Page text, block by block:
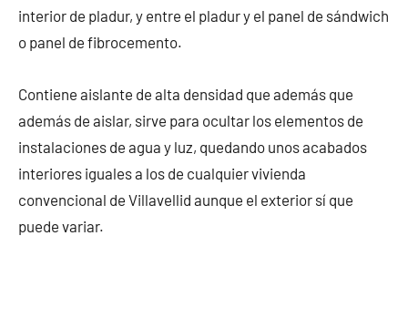
interior de pladur, y entre el pladur y el panel de sándwich
o panel de fibrocemento.
Contiene aislante de alta densidad que además que
además de aislar, sirve para ocultar los elementos de
instalaciones de agua y luz, quedando unos acabados
interiores iguales a los de cualquier vivienda
convencional de Villavellid aunque el exterior sí que
puede variar.